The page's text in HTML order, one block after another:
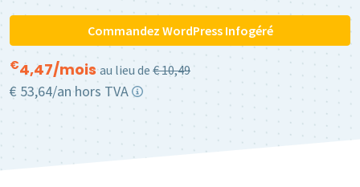
Commandez WordPress Infogéré
€4,47/mois au lieu de € 10,49
€ 53,64/an hors TVA